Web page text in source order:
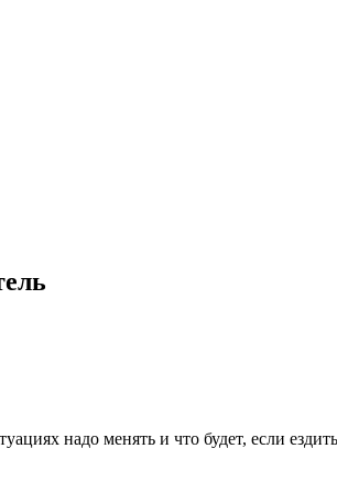
надо менять и что будет, если